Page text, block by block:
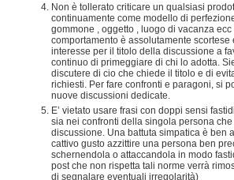
Non è tollerato criticare un qualsiasi
continuamente come modello di
gommone , oggetto , luogo di vacanza ecc
comportamento è assolutamente scortese
interesse per il titolo della discussione a
continuo di primeggiare di chi lo adotta.
discutere di cio che chiede il titolo e di
richiesti. Per fare confronti e paragoni, si
nuove discussioni dedicate.
E’ vietato usare frasi con doppi sensi
sia nei confronti della singola persona
discussione. Una battuta simpatica è ben
cattivo gusto azzittire una persona ben
schernendola o attaccandola in modo
post che non rispetta tali norme verrà
di segnalare eventuali irregolarità)